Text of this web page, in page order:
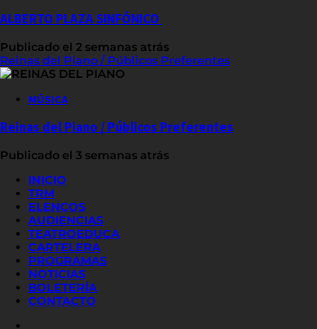
ALBERTO PLAZA SINFÓNICO
Publicado el 2 semanas atrás
Reinas del Piano / Públicos Preferentes
MÚSICA
Reinas del Piano / Públicos Preferentes
Publicado el 3 semanas atrás
INICIO
TRM
ELENCOS
AUDIENCIAS
TEATROEDUCA
CARTELERA
PROGRAMAS
NOTICIAS
BOLETERÍA
CONTACTO